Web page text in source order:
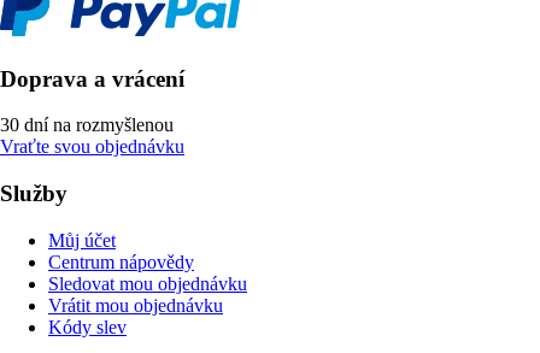
Doprava a vrácení
30 dní na rozmyšlenou
Vraťte svou objednávku
Služby
Můj účet
Centrum nápovědy
Sledovat mou objednávku
Vrátit mou objednávku
Kódy slev